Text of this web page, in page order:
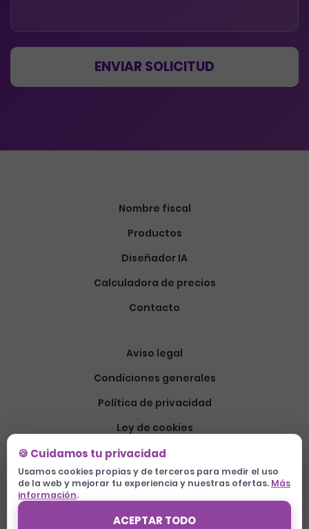
ENVIAR SOLICITUD
Nombre fiscal
Productos
Diseñador IA
Calculadora de precios
Contacto
Aviso legal
Condiciones generales
Política de privacidad
Ley de cookies
Devoluciones
🍪 Cuidamos tu privacidad
Usamos cookies propias y de terceros para medir el uso
de la web y mejorar tu experiencia y nuestras ofertas. Más
información.
ACEPTAR TODO